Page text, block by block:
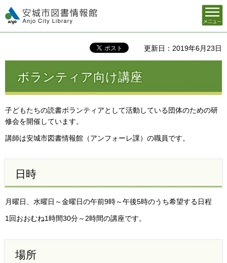
安城市図書情報館
メニュ
ー
更新日：2019年6月23日
ボランティア向け講座
子どもたちの読書ボランティアとして活動している団体のための研
修会を開催しています。
講師は安城市図書情報館（アンフォーレ課）の職員です。
日時
月曜日、水曜日～金曜日の午前9時～午後5時のうち希望する日程
1回おおむね1時間30分～2時間の講座です。
場所